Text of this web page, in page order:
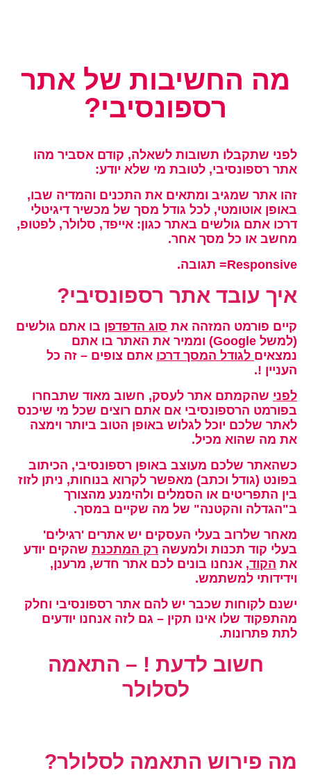
מה החשיבות של אתר
רספונסיבי?
לפני שתקבלו תשובות לשאלה, קודם אסביר מהו
אתר רספונסיבי, לטובת מי שלא יודע:
זהו אתר שמגיב ומתאים את התכנים והמדיה שבו,
באופן אוטומטי, לכל גודל מסך של מכשיר דיגיטלי
דרכו אתם גולשים באתר כגון: אייפד, סלולר, לפטופ,
מחשב או כל מסך אחר.
Responsive= תגובה.
איך עובד אתר רספונסיבי?
קיים פורמט המזהה את סוג הדפדפן בו אתם גולשים
(למשל Google) וממיר את האתר בו אתם
נמצאים לגודל המסך דרכו אתם צופים – זה כל
העניין !.
לפני שהקמתם אתר לעסק, חשוב מאוד שתבחרו
בפורמט הרספונסיבי אם אתם רוצים שכל מי שיכנס
לאתר שלכם יוכל לגלוש באופן הטוב ביותר וימצה
את מה שהוא מכיל.
כשהאתר שלכם מעוצב באופן רספונסיבי, הכיתוב
בפונט (גודל וכתב) מאפשר לקרוא בנוחות, ניתן לזוז
בין התפריטים או הסמלים ולהימנע מהצורך
ב"הגדלה והקטנה" של מה שקיים במסך.
מאחר שלרוב בעלי העסקים יש אתרים 'רגילים'
בעלי קוד תכנות ולמעשה רק המתכנת שהקים יודע
את הקוד, אנחנו בונים לכם אתר חדש, מרענן,
וידידותי למשתמש.
ישנם לקוחות שכבר יש להם אתר רספונסיבי וחלק
מהתפקוד שלו אינו תקין – גם לזה אנחנו יודעים
לתת פתרונות.
חשוב לדעת ! – התאמה
לסלולר
מה פירוש התאמה לסלולר?